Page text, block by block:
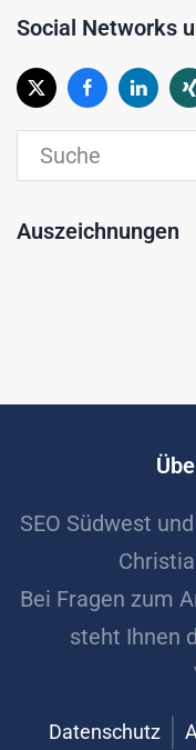
Social Networks
Auszeichnungen
SEO Südwest
Bei Fragen zum
steht Ihnen
Datenschutz